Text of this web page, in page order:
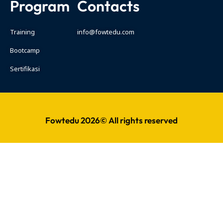
Program
Training
Bootcamp
Sertifikasi
Contacts
info@fowtedu.com
Fowtedu 2026© All rights reserved